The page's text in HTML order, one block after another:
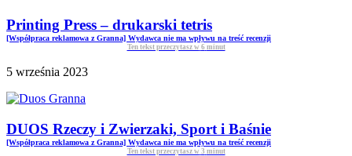
Printing Press – drukarski tetris
[Współpraca reklamowa z Granna] Wydawca nie ma wpływu na treść recenzji
Ten tekst przeczytasz w 6 minut
5 września 2023
DUOS Rzeczy i Zwierzaki, Sport i Baśnie
[Współpraca reklamowa z Granna] Wydawca nie ma wpływu na treść recenzji
Ten tekst przeczytasz w 3 minut